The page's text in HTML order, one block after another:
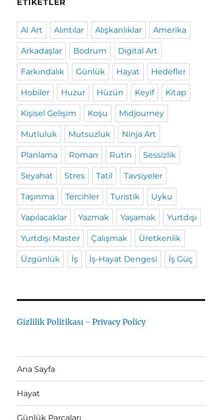
ETIKETLER
AI Art Alıntılar Alışkanlıklar Amerika
Arkadaşlar Bodrum Digital Art
Farkındalık Günlük Hayat Hedefler
Hobiler Huzur Hüzün Keyif Kitap
Kişisel Gelişim Koşu Midjourney
Mutluluk Mutsuzluk Ninja Art
Planlama Roman Rutin Sessizlik
Seyahat Stres Tatil Tavsiyeler
Taşınma Tercihler Turistik Uyku
Yapılacaklar Yazmak Yaşamak Yurtdışı
Yurtdışı Master Çalışmak Üretkenlik
Üzgünlük İş İş-Hayat Dengesi İş Güç
Gizlilik Politikası - Privacy Policy
Ana Sayfa
Hayat
Günlük Parçaları